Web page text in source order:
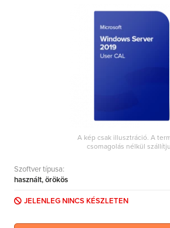
MS Exchange Server
MS SharePoint Server
MS Skype for Business Server
A kép csak illusztráció. A
csomagolás nélkül
Szoftver típusa:
használt, örökös
JELENLEG NINCS KÉSZLETEN